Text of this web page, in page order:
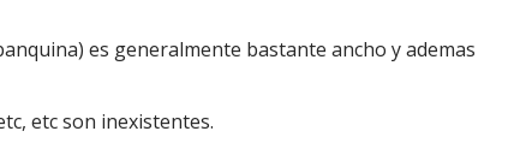
es generalmente bastante ancho y ademas
etc son inexistentes.